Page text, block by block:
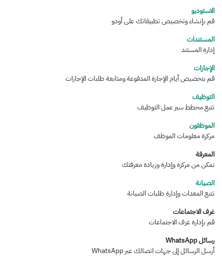
الاستوديو
قم بإنشاء وتخصيص تطبيقاتك على أودو
المستندات
إدارة المستند
الإجازات
قم بتخصيص أيام الإجازة المدفوعة ومتابعة طلبات الإجازات
التوظيف
تتبع مخطط سير عمل التوظيف
الموظفون
مركزة معلومات الموظف
المعرفة
تمكن من مركزة وإدارة وزيادة معرفتك
الصيانة
تتبع المعدات وإدارة طلبات الصيانة
غرف الاجتماعات
قم بإدارة غرف الاجتماعات
رسائل WhatsApp
أرسل الرسائل إلى جهات اتصالك عبر WhatsApp